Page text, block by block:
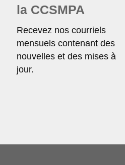
la CCSMPA
Recevez nos courriels
mensuels contenant des
nouvelles et des mises à
jour.